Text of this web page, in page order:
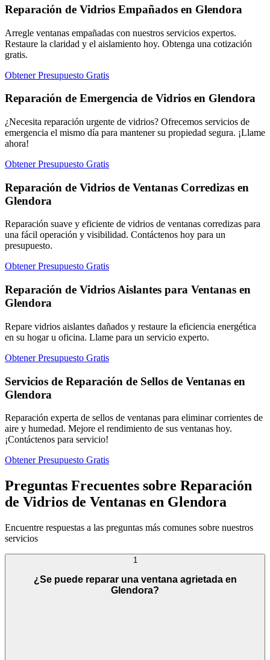
Reparación de Vidrios Empañados en Glendora
Arregle ventanas empañadas con nuestros servicios expertos.
Restaure la claridad y el aislamiento hoy. Obtenga una cotización
gratis.
Obtener Presupuesto Gratis
Reparación de Emergencia de Vidrios en Glendora
¿Necesita reparación urgente de vidrios? Ofrecemos servicios de
emergencia el mismo día para mantener su propiedad segura. ¡Llame
ahora!
Obtener Presupuesto Gratis
Reparación de Vidrios de Ventanas Corredizas en
Glendora
Reparación suave y eficiente de vidrios de ventanas corredizas para
una fácil operación y visibilidad. Contáctenos hoy para un
presupuesto.
Obtener Presupuesto Gratis
Reparación de Vidrios Aislantes para Ventanas en
Glendora
Repare vidrios aislantes dañados y restaure la eficiencia energética
en su hogar u oficina. Llame para un servicio experto.
Obtener Presupuesto Gratis
Servicios de Reparación de Sellos de Ventanas en
Glendora
Reparación experta de sellos de ventanas para eliminar corrientes de
aire y humedad. Mejore el rendimiento de sus ventanas hoy.
¡Contáctenos para servicio!
Obtener Presupuesto Gratis
Preguntas Frecuentes sobre Reparación
de Vidrios de Ventanas en Glendora
Encuentre respuestas a las preguntas más comunes sobre nuestros
servicios
1
¿Se puede reparar una ventana agrietada en
Glendora?